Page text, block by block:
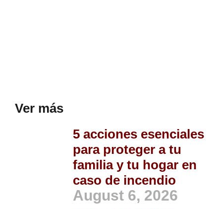
Ver más
5 acciones esenciales
para proteger a tu
familia y tu hogar en
caso de incendio
August 6, 2026